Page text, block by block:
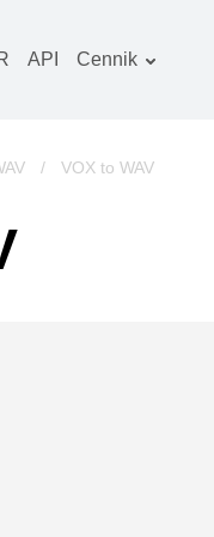
API Cennik
/ VOX to WAV